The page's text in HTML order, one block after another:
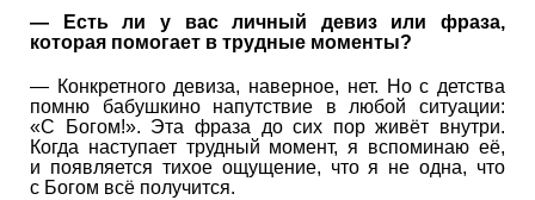
—
Есть ли у вас личный девиз или фраза,
которая помогает в трудные моменты?
— Конкретного девиза, наверное, нет. Но с детства
помню бабушкино напутствие в любой ситуации:
«С Богом!». Эта фраза до сих пор живёт внутри.
Когда наступает трудный момент, я вспоминаю её,
и появляется тихое ощущение, что я не одна, что
с Богом всё получится.